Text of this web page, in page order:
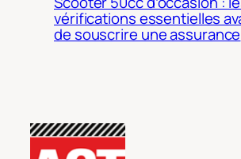
vérifications essentielles
de souscrire une assurance